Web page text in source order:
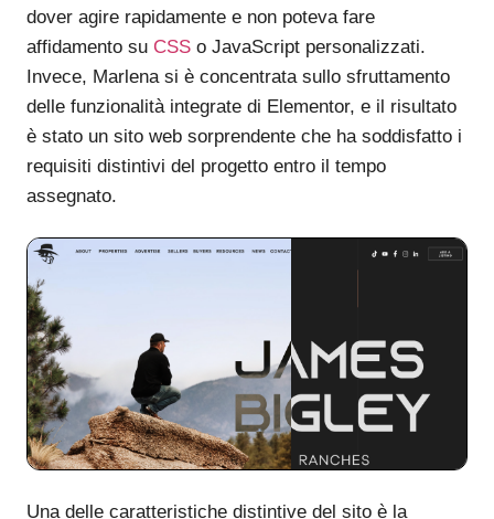
dover agire rapidamente e non poteva fare
affidamento su CSS o JavaScript personalizzati.
Invece, Marlena si è concentrata sullo sfruttamento
delle funzionalità integrate di Elementor, e il risultato
è stato un sito web sorprendente che ha soddisfatto i
requisiti distintivi del progetto entro il tempo
assegnato.
Una delle caratteristiche distintive del sito è la